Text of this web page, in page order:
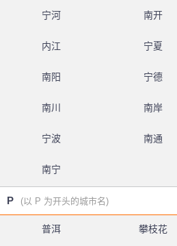
宁河 南开
内江 宁夏
南阳 宁德
南川 南岸
宁波 南通
南宁
P (以 P 为开头的城市名)
普洱 攀枝花